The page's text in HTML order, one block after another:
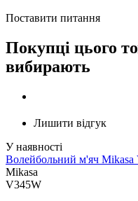
Поставити питання
Покупці цього
вибирають
Лишити відгук
Волейбольний м'яч Mikasa
Mikasa
V345W